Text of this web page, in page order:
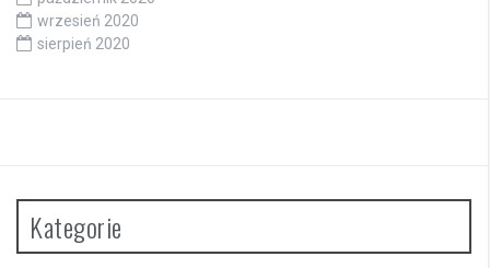
wrzesień 2020
sierpień 2020
Kategorie